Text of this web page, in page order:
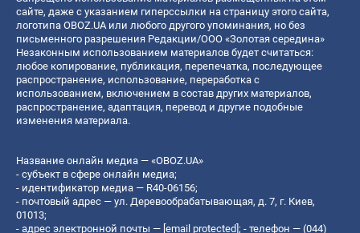
сайте, даже с указанием гиперссылки на страницу этого сайта,
логотипа OBOZ.UA или любого другого упоминания, но без
письменного разрешения Редакции/ООО «Золотая середина»
Незаконным использованием материалов будет считаться:
любое копирование, публикация, перепечатка, последующее
распространение, использование, переработка с
использованием, включением в состав других материалов,
распространение, адаптация, перевод и другие подобные
изменения материала.
Название онлайн медиа — «OBOZ.UA»
- субъект в сфере онлайн медиа;
- идентификатор медиа — R40-06156;
- почтовый адрес — ул. Деревообрабатывающая, д. 7, г. Киев,
01013;
- адрес электронной почты — [email protected]; - телефон — (044)